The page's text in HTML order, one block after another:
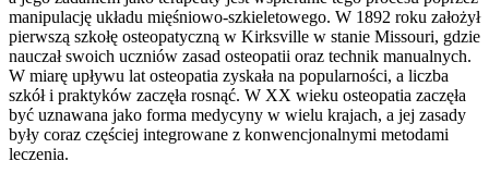
manipulację układu mięśniowo-szkieletowego. W 1892 roku założył
pierwszą szkołę osteopatyczną w Kirksville w stanie Missouri, gdzie
nauczał swoich uczniów zasad osteopatii oraz technik manualnych.
W miarę upływu lat osteopatia zyskała na popularności, a liczba
szkół i praktyków zaczęła rosnąć. W XX wieku osteopatia zaczęła
być uznawana jako forma medycyny w wielu krajach, a jej zasady
były coraz częściej integrowane z konwencjonalnymi metodami
leczenia.